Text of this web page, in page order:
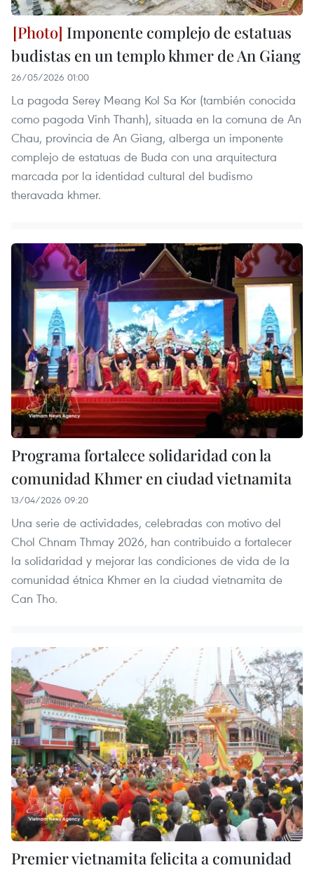
Imponente complejo de estatuas
budistas en un templo khmer de An Giang
26/05/2026 01:00
La pagoda Serey Meang Kol Sa Kor (también conocida
como pagoda Vinh Thanh), situada en la comuna de An
Chau, provincia de An Giang, alberga un imponente
complejo de estatuas de Buda con una arquitectura
marcada por la identidad cultural del budismo
theravada khmer.
Programa fortalece solidaridad con la
comunidad Khmer en ciudad vietnamita
13/04/2026 09:20
Una serie de actividades, celebradas con motivo del
Chol Chnam Thmay 2026, han contribuido a fortalecer
la solidaridad y mejorar las condiciones de vida de la
comunidad étnica Khmer en la ciudad vietnamita de
Can Tho.
Premier vietnamita felicita a comunidad